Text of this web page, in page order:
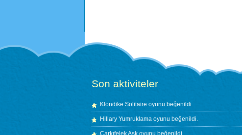
Son aktiviteler
Klondike Solitaire oyunu beğenildi.
Hillary Yumruklama oyunu beğenildi.
Çarkıfelek Aşk oyunu beğenildi.